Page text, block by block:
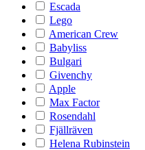
Escada
Lego
American Crew
Babyliss
Bulgari
Givenchy
Apple
Max Factor
Rosendahl
Fjällräven
Helena Rubinstein